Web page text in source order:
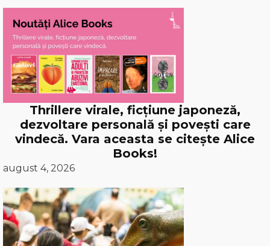
Thrillere virale, ficțiune japoneză,
dezvoltare personală și povești care
vindecă. Vara aceasta se citește Alice
Books!
august 4, 2026